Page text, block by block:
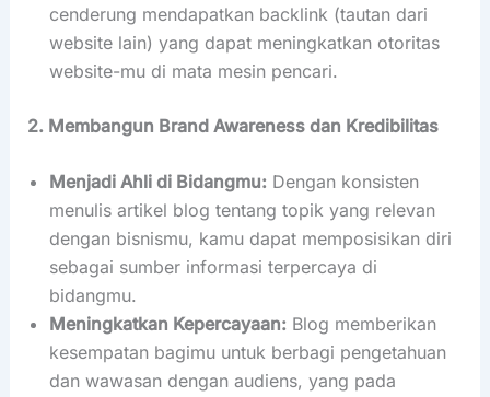
cenderung mendapatkan backlink (tautan dari
website lain) yang dapat meningkatkan otoritas
website-mu di mata mesin pencari.
2. Membangun Brand Awareness dan Kredibilitas
Menjadi Ahli di Bidangmu: Dengan konsisten
menulis artikel blog tentang topik yang relevan
dengan bisnismu, kamu dapat memposisikan diri
sebagai sumber informasi terpercaya di
bidangmu.
Meningkatkan Kepercayaan: Blog memberikan
kesempatan bagimu untuk berbagi pengetahuan
dan wawasan dengan audiens, yang pada